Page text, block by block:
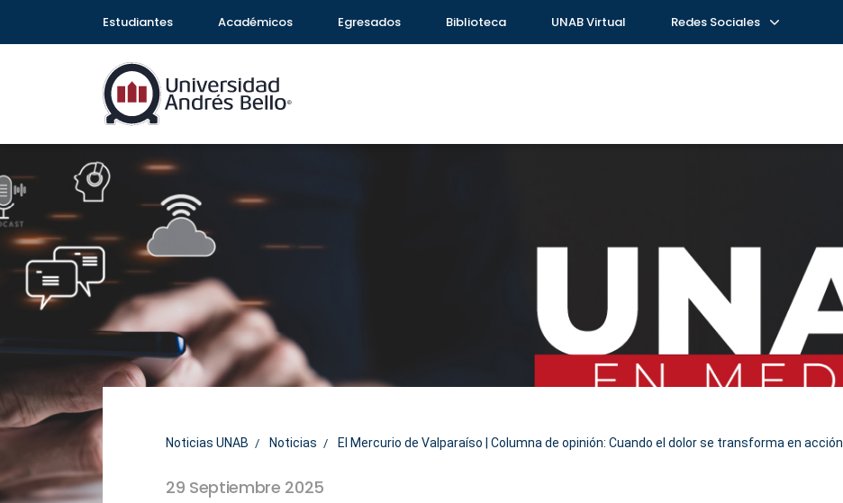
Estudiantes Académicos Egresados Biblioteca UNAB Virtual Redes Sociales
Noticias UNAB Noticias El Mercurio de Valparaíso | Columna de opinión: Cuando el dolor se transforma en acción
29 Septiembre 2025